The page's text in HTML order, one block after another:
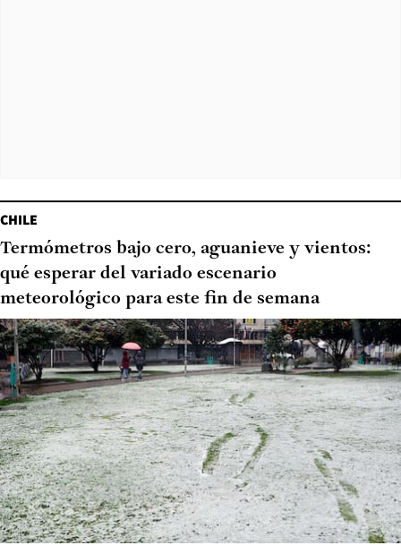
CHILE
Termómetros bajo cero, aguanieve y vientos:
qué esperar del variado escenario
meteorológico para este fin de semana